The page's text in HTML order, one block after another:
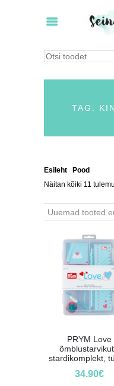
TAG:
Esileht Pood
Näitan kõiki 11
PRYM Love
stardikomplekt,
34.90€